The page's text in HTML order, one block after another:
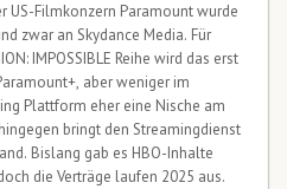
Filmkonzern Paramount wurde
zwar an Skydance Media. Für
IMPOSSIBLE Reihe wird das erst
aber weniger im
Plattform eher eine Nische am
bringt den Streamingdienst
Bislang gab es HBO-Inhalte
die Verträge laufen 2025 aus.